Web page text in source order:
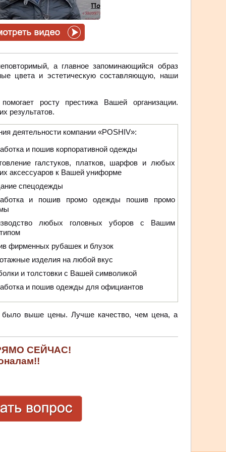
а главное запоминающийся образ
цвета и эстетическую составляющую, наши
росту престижа Вашей организации.
результатов.
деятельности компании «POSHIV»:
и пошив корпоративной одежды
галстуков, платков, шарфов и любых
аксессуаров к Вашей униформе
спецодежды
и пошив промо одежды пошив промо
любых головных уборов с Вашим
фирменных рубашек и блузок
изделия на любой вкус
и толстовки с Вашей символикой
и пошив одежды для официантов
было выше цены. Лучше качество, чем цена, а
СЕЙЧАС!